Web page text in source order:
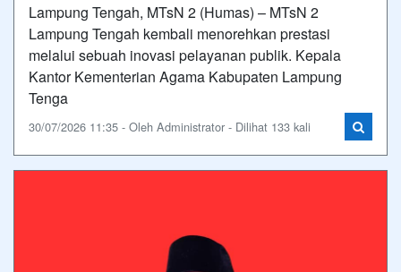
Lampung Tengah, MTsN 2 (Humas) – MTsN 2
Lampung Tengah kembali menorehkan prestasi
melalui sebuah inovasi pelayanan publik. Kepala
Kantor Kementerian Agama Kabupaten Lampung
Tenga
30/07/2026 11:35 - Oleh Administrator - Dilihat 133 kali